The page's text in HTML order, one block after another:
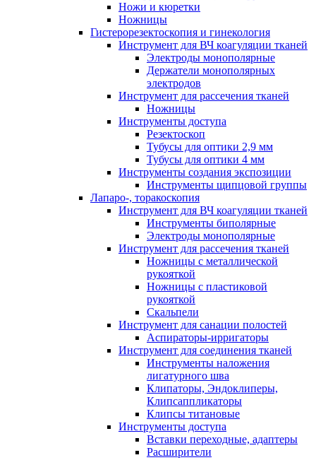
Ножи и кюретки
Ножницы
Гистерорезектоскопия и гинекология
Инструмент для ВЧ коагуляции тканей
Электроды монополярные
Держатели монополярных
электродов
Инструмент для рассечения тканей
Ножницы
Инструменты доступа
Резектоскоп
Тубусы для оптики 2,9 мм
Тубусы для оптики 4 мм
Инструменты создания экспозиции
Инструменты щипцовой группы
Лапаро-, торакоскопия
Инструмент для ВЧ коагуляции тканей
Инструменты биполярные
Электроды монополярные
Инструмент для рассечения тканей
Ножницы с металлической
рукояткой
Ножницы с пластиковой
рукояткой
Скальпели
Инструмент для санации полостей
Аспираторы-ирригаторы
Инструмент для соединения тканей
Инструменты наложения
лигатурного шва
Клипаторы, Эндоклиперы,
Клипсаппликаторы
Клипсы титановые
Инструменты доступа
Вставки переходные, адаптеры
Расширители